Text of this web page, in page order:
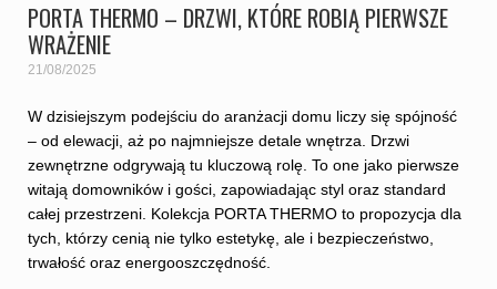
PORTA THERMO – DRZWI, KTÓRE ROBIĄ PIERWSZE
WRAŻENIE
21/08/2025
W dzisiejszym podejściu do aranżacji domu liczy się spójność
– od elewacji, aż po najmniejsze detale wnętrza. Drzwi
zewnętrzne odgrywają tu kluczową rolę. To one jako pierwsze
witają domowników i gości, zapowiadając styl oraz standard
całej przestrzeni. Kolekcja PORTA THERMO to propozycja dla
tych, którzy cenią nie tylko estetykę, ale i bezpieczeństwo,
trwałość oraz energooszczędność.